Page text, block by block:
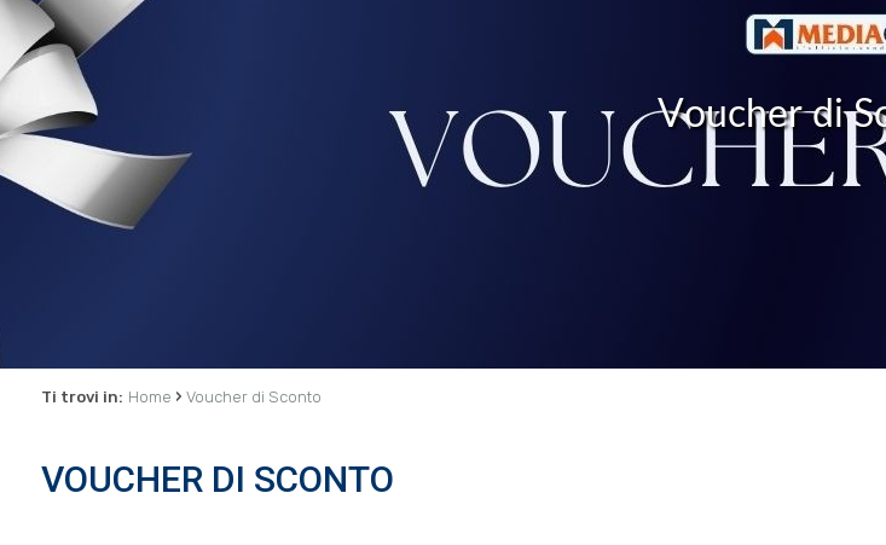
Voucher di S
Ti trovi in: Home › Voucher di Sconto
VOUCHER DI SCONTO